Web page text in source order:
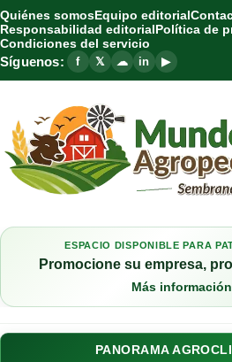
Quiénes somosEquipo editorial
Responsabilidad editorialPolítica de
Condiciones del servicio
Síguenos: f 𝕏 ☁ in ▶
ESPACIO DISPONIBLE PARA
Promocione su empresa,
Más
PANORAMA